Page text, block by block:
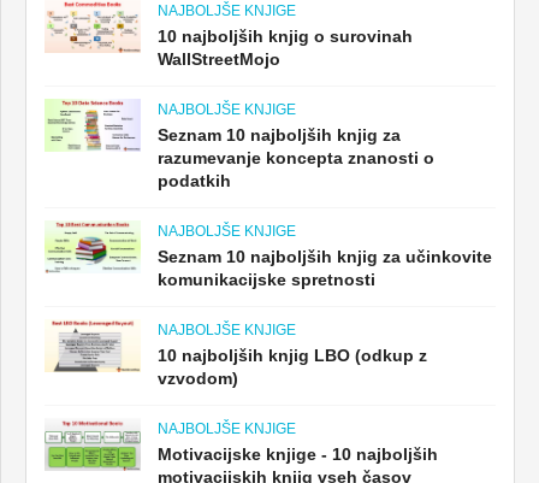
NAJBOLJŠE KNJIGE
10 najboljših knjig o surovinah
WallStreetMojo
NAJBOLJŠE KNJIGE
Seznam 10 najboljših knjig za
razumevanje koncepta znanosti o
podatkih
NAJBOLJŠE KNJIGE
Seznam 10 najboljših knjig za učinkovite
komunikacijske spretnosti
NAJBOLJŠE KNJIGE
10 najboljših knjig LBO (odkup z
vzvodom)
NAJBOLJŠE KNJIGE
Motivacijske knjige - 10 najboljših
motivacijskih knjig vseh časov